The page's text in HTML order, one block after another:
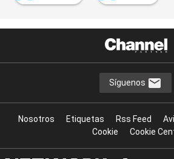
Síguenos
Nosotros Etiquetas Rss Feed
Cookie
Cookie